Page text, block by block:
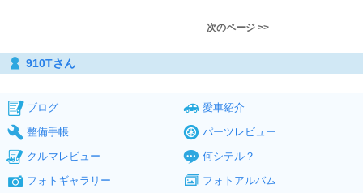
次のページ >>
910Tさん
ブログ
愛車紹介
整備手帳
パーツレビュー
クルマレビュー
何シテル？
フォトギャラリー
フォトアルバム